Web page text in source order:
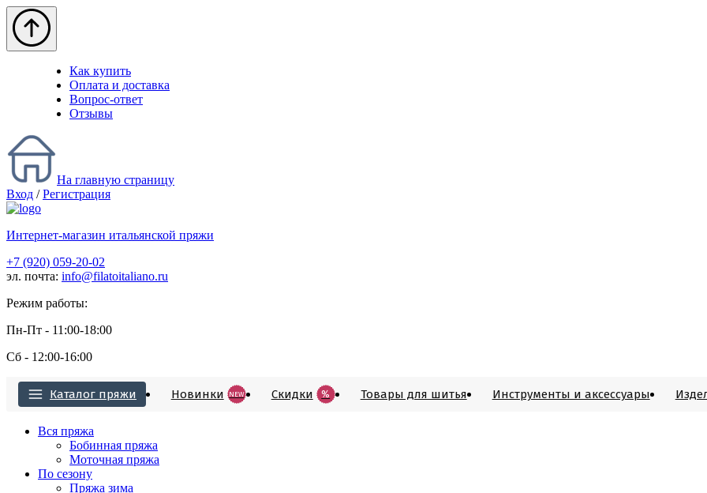
Как купить
Оплата и доставка
Вопрос-ответ
Отзывы
На главную страницу
Вход /Регистрация
Интернет-магазин итальянской пряжи
+7 (920) 059-20-02
эл. почта: info@filatoitaliano.ru
Режим работы:
Пн-Пт - 11:00-18:00
Сб - 12:00-16:00
Каталог пряжи Новинки NEW Cкидки % Товары для шитья Инструменты и аксессуары
Вся пряжа
Бобинная пряжа
Моточная пряжа
По сезону
Пряжа зима